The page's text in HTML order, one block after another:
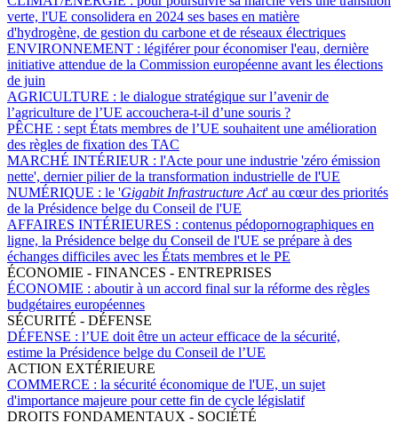
verte, l'UE consolidera en 2024 ses bases en matière
d'hydrogène, de gestion du carbone et de réseaux électriques
ENVIRONNEMENT : légiférer pour économiser l'eau, dernière
initiative attendue de la Commission européenne avant les élections
de juin
AGRICULTURE : le dialogue stratégique sur l’avenir de
l’agriculture de l’UE accouchera-t-il d’une souris ?
PÊCHE : sept États membres de l’UE souhaitent une amélioration
des règles de fixation des TAC
MARCHÉ INTÉRIEUR : l'Acte pour une industrie 'zéro émission
nette', dernier pilier de la transformation industrielle de l'UE
NUMÉRIQUE : le 'Gigabit Infrastructure Act' au cœur des priorités
de la Présidence belge du Conseil de l'UE
AFFAIRES INTÉRIEURES : contenus pédopornographiques en
ligne, la Présidence belge du Conseil de l'UE se prépare à des
échanges difficiles avec les États membres et le PE
ÉCONOMIE - FINANCES - ENTREPRISES
ÉCONOMIE : aboutir à un accord final sur la réforme des règles
budgétaires européennes
SÉCURITÉ - DÉFENSE
DÉFENSE : l’UE doit être un acteur efficace de la sécurité,
estime la Présidence belge du Conseil de l’UE
ACTION EXTÉRIEURE
COMMERCE : la sécurité économique de l'UE, un sujet
d'importance majeure pour cette fin de cycle législatif
DROITS FONDAMENTAUX - SOCIÉTÉ